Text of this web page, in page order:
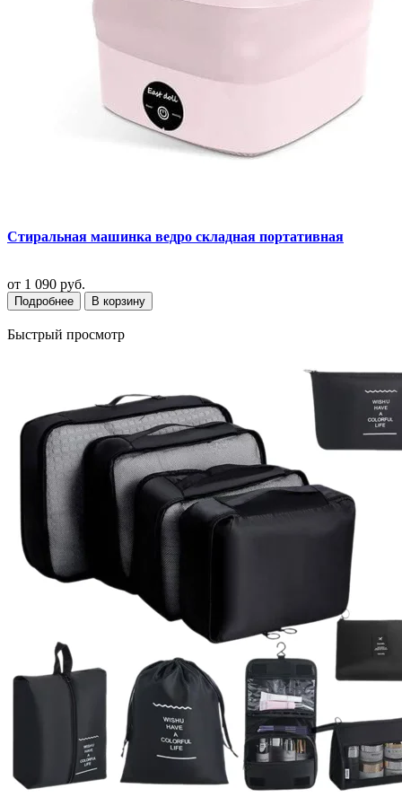
Стиральная машинка ведро складная портативная
от 1 090 руб.
Подробнее В корзину
Быстрый просмотр